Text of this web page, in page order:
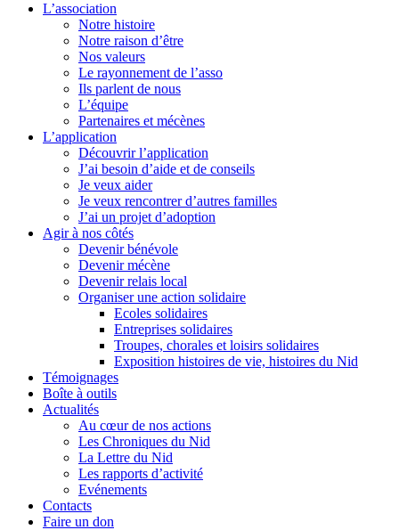
L’association
Notre histoire
Notre raison d’être
Nos valeurs
Le rayonnement de l’asso
Ils parlent de nous
L’équipe
Partenaires et mécènes
L’application
Découvrir l’application
J’ai besoin d’aide et de conseils
Je veux aider
Je veux rencontrer d’autres familles
J’ai un projet d’adoption
Agir à nos côtés
Devenir bénévole
Devenir mécène
Devenir relais local
Organiser une action solidaire
Ecoles solidaires
Entreprises solidaires
Troupes, chorales et loisirs solidaires
Exposition histoires de vie, histoires du Nid
Témoignages
Boîte à outils
Actualités
Au cœur de nos actions
Les Chroniques du Nid
La Lettre du Nid
Les rapports d’activité
Evénements
Contacts
Faire un don